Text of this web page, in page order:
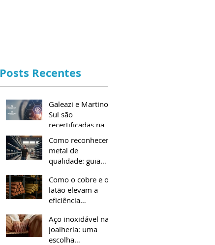
Posts Recentes
Galeazi e Martinox
Sul são
recertificadas na
reforçam seu
compromisso com
a qualidade
Como reconhecer
metal de
qualidade: guia
escolher o material
certo
Como o cobre e o
latão elevam a
eficiência
indústrias
modernas
Aço inoxidável na
joalheria: uma
escolha